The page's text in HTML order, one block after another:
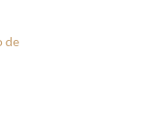
de